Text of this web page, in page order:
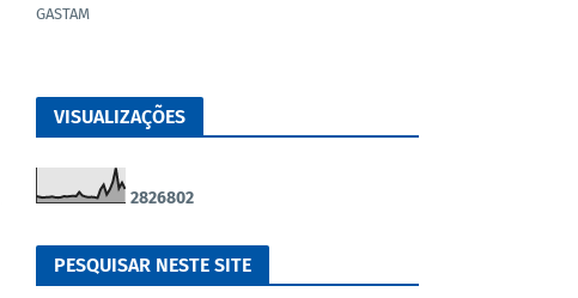
GASTAM
VISUALIZAÇÕES
2826802
PESQUISAR NESTE SITE